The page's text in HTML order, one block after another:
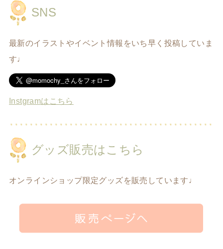
SNS
最新のイラストやイベント情報をいち早く投稿していま
す♩
Instgramはこちら
グッズ販売はこちら
オンラインショップ限定グッズを販売しています♩